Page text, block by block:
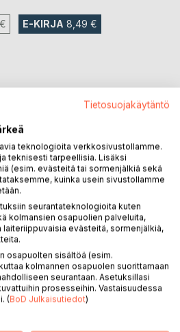
E-KIRJA 8,49 €
Tietosuojakäytäntö
teknologioita verkkosivustollamme.
teknisesti tarpeellisia. Lisäksi
(esim. evästeitä tai sormenjälkiä sekä
kuinka usein sivustollamme
seurantateknologioita kuten
kolmansien osapuolien palveluita,
evästeitä, sormenjälkiä,
osapuolten sisältöä (esim.
kolmannen osapuolen suorittamaan
seurantaan. Asetuksillasi
prosesseihin. Vastaisuudessa
(BoD Julkaisutiedot)